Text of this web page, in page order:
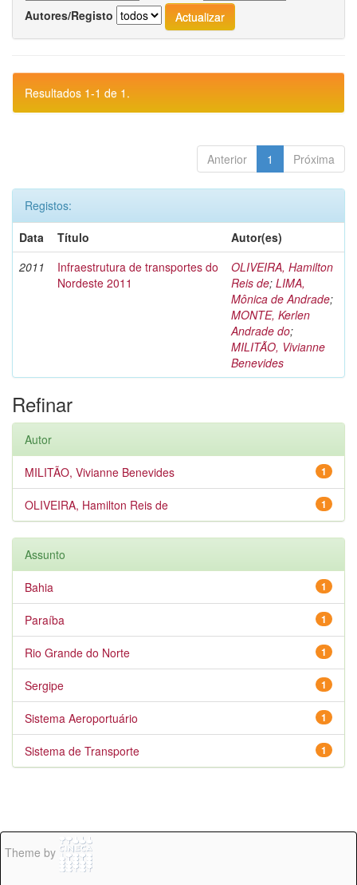
Autores/Registo
Resultados 1-1 de 1.
Anterior 1 Próxima
Registos:
Data
Título
Autor(es)
2011
Infraestrutura de transportes do
Nordeste 2011
OLIVEIRA, Hamilton
Reis de; LIMA,
Mônica de Andrade;
MONTE, Kerlen
Andrade do;
MILITÃO, Vivianne
Benevides
Refinar
Autor
1
MILITÃO, Vivianne Benevides
1
OLIVEIRA, Hamilton Reis de
Assunto
1
Bahia
1
Paraíba
1
Rio Grande do Norte
1
Sergipe
1
Sistema Aeroportuário
1
Sistema de Transporte
Theme by